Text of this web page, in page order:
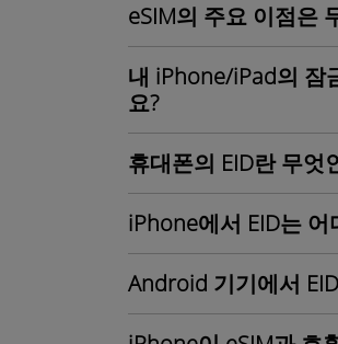
eSIM의 주요 이점은
내 iPhone/iPad의 잠
요?
휴대폰의 EID란 무엇
iPhone에서 EID는
Android 기기에서